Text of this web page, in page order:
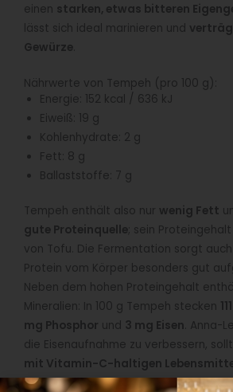
einen starken, etwas bitteren
lässt sich ideal marinieren und
Gewürze
Nährwerte von Tempeh (pro 100 g):
Energie: 152 kcal / 636 kJ
Eiweiß: 19 g
Kohlenhydrate: 2 g
Fett: 8 g
Ballaststoffe: 7 g
Tempeh enthält also nur wenig Fett
gute Proteinquelle ; sein
von Tofu. Die Fermentation sorgt
Protein vom Körper besonders gut
Neben dem hohen Proteingehalt
Mineralien: In 100 g Tempeh stecken
mg Phosphor und 3 mg Eisen . Anna-
die Eisenaufnahme zu verbessern,
mit Vitamin-C-haltigen
B. Paprika oder Orangensaft.“